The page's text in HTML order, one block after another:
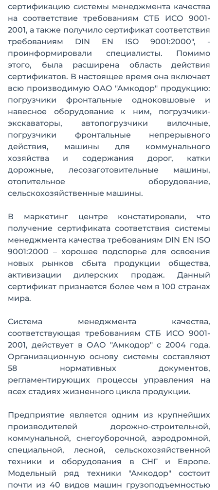
сертификацию системы менеджмента качества
на соответствие требованиям СТБ ИСО 9001-
2001, а также получило сертификат соответствия
требованиям DIN EN ISO 9001:2000", -
проинформировали специалисты. Помимо
этого, была расширена область действия
сертификатов. В настоящее время она включает
всю производимую ОАО "Амкодор" продукцию:
погрузчики фронтальные одноковшовые и
навесное оборудование к ним, погрузчики-
экскаваторы, автопогрузчики вилочные,
погрузчики фронтальные непрерывного
действия, машины для коммунального
хозяйства и содержания дорог, катки
дорожные, лесозаготовительные машины,
отопительное оборудование,
сельскохозяйственные машины.
В маркетинг центре констатировали, что
получение сертификата соответствия системы
менеджмента качества требованиям DIN EN ISO
9001:2000 – хорошее подспорье для освоения
новых рынков сбыта продукции общества,
активизации дилерских продаж. Данный
сертификат признается более чем в 100 странах
мира.
Система менеджмента качества,
соответствующая требованиям СТБ ИСО 9001-
2001, действует в ОАО "Амкодор" с 2004 года.
Организационную основу системы составляют
58 нормативных документов,
регламентирующих процессы управления на
всех стадиях жизненного цикла продукции.
Предприятие является одним из крупнейших
производителей дорожно-строительной,
коммунальной, снегоуборочной, аэродромной,
специальной, лесной, сельскохозяйственной
техники и оборудования в СНГ и Европе.
Модельный ряд техники "Амкодор" состоит
почти из 40 видов машин грузоподъемностью